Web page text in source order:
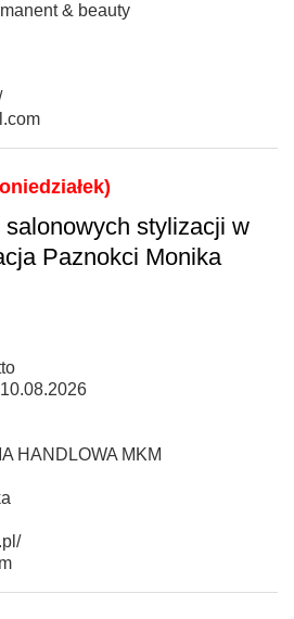
& beauty
stylizacji w
Paznokci Monika
HANDLOWA MKM